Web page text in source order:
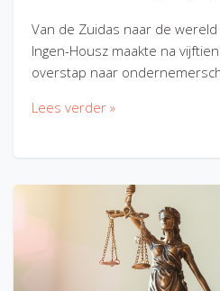
Van de Zuidas naar de
Ingen-Housz maakte na
overstap naar
Lees verder »